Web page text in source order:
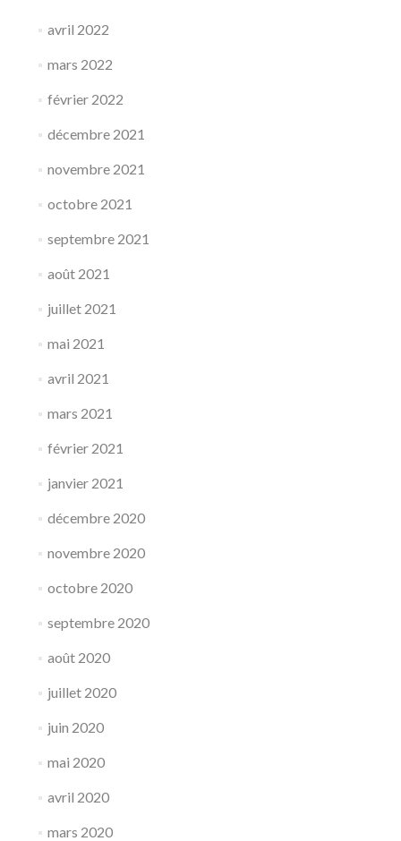
avril 2022
mars 2022
février 2022
décembre 2021
novembre 2021
octobre 2021
septembre 2021
août 2021
juillet 2021
mai 2021
avril 2021
mars 2021
février 2021
janvier 2021
décembre 2020
novembre 2020
octobre 2020
septembre 2020
août 2020
juillet 2020
juin 2020
mai 2020
avril 2020
mars 2020